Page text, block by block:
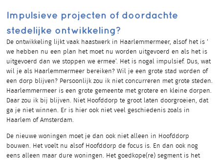
Impulsieve projecten of doordachte
stedelijke ontwikkeling?
De ontwikkeling lijkt vaak haastwerk in Haarlemmermeer, alsof het is ‘
we hebben nu een plan het moet nu worden uitgevoerd en als het is
uitgevoerd dan we stoppen we ermee’. Het is nogal impulsief. Dus, wat
wil je als Haarlemmermeer bereiken? Wil je een grote stad worden of
een dorp blijven? Persoonlijk zou ik niet concurreren met grote steden.
Haarlemmermeer is een grote gemeente met grotere en kleine dorpen.
Daar zou ik bij blijven. Niet Hoofddorp te groot laten doorgroeien, dat
ga je niet winnen. Er is hier ook niet veel geschiedenis zoals in
Haarlem of Amsterdam.
De nieuwe woningen moet je dan ook niet alleen in Hoofddorp
bouwen. Het voelt nu alsof Hoofddorp de focus is. En dan ook nog
eens alleen maar dure woningen. Het goedkope(re) segment is het